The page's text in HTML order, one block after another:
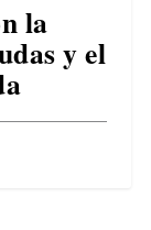
la
y el